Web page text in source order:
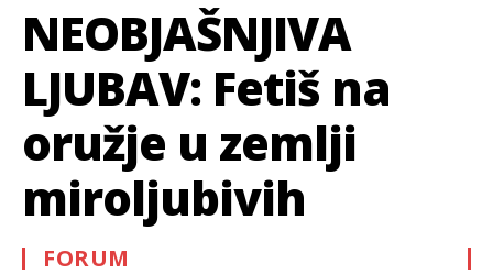
NEOBJAŠNJIVA
LJUBAV: Fetiš na
oružje u zemlji
miroljubivih
FORUM